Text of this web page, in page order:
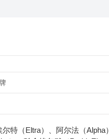
特（Eltra）、阿尔法（